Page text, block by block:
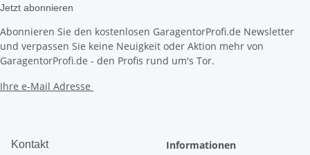
Jetzt abonnieren
Abonnieren Sie den kostenlosen GaragentorProfi.de Newsletter
und verpassen Sie keine Neuigkeit oder Aktion mehr von
GaragentorProfi.de - den Profis rund um's Tor.
Ihre e-Mail Adresse
Kontakt Informationen